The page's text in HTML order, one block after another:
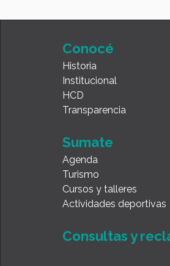
Conocé
Historia
Institucional
HCD
Transparencia
Sumate
Agenda
Turismo
Cursos y talleres
Actividades deportivas
Consultas y